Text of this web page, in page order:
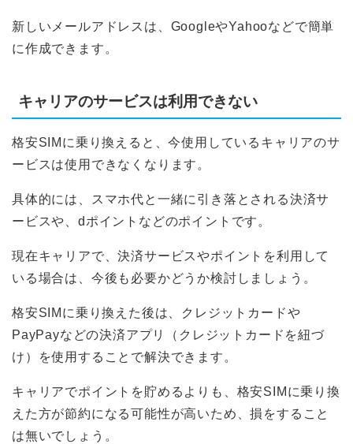
新しいメールアドレスは、GoogleやYahooなどで簡単
に作成できます。
キャリアのサービスは利用できない
格安SIMに乗り換えると、今使用しているキャリアのサ
ービスは使用できなくなります。
具体的には、スマホ代と一緒に引き落とされる決済サ
ービスや、dポイントなどのポイントです。
現在キャリアで、決済サービスやポイントを利用して
いる場合は、今後も必要かどうか検討しましょう。
格安SIMに乗り換えた後は、クレジットカードや
PayPayなどの決済アプリ（クレジットカードを紐づ
け）を使用することで解決できます。
キャリアでポイントを貯めるよりも、格安SIMに乗り換
えた方が節約になる可能性が高いため、損をすること
は無いでしょう。